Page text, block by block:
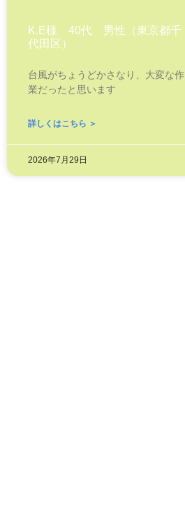
K.E様 40代 男性（東京都千
代田区）
台風がちょうどかさなり、大変な作
業だったと思います
詳しくはこちら ＞
2026年7月29日